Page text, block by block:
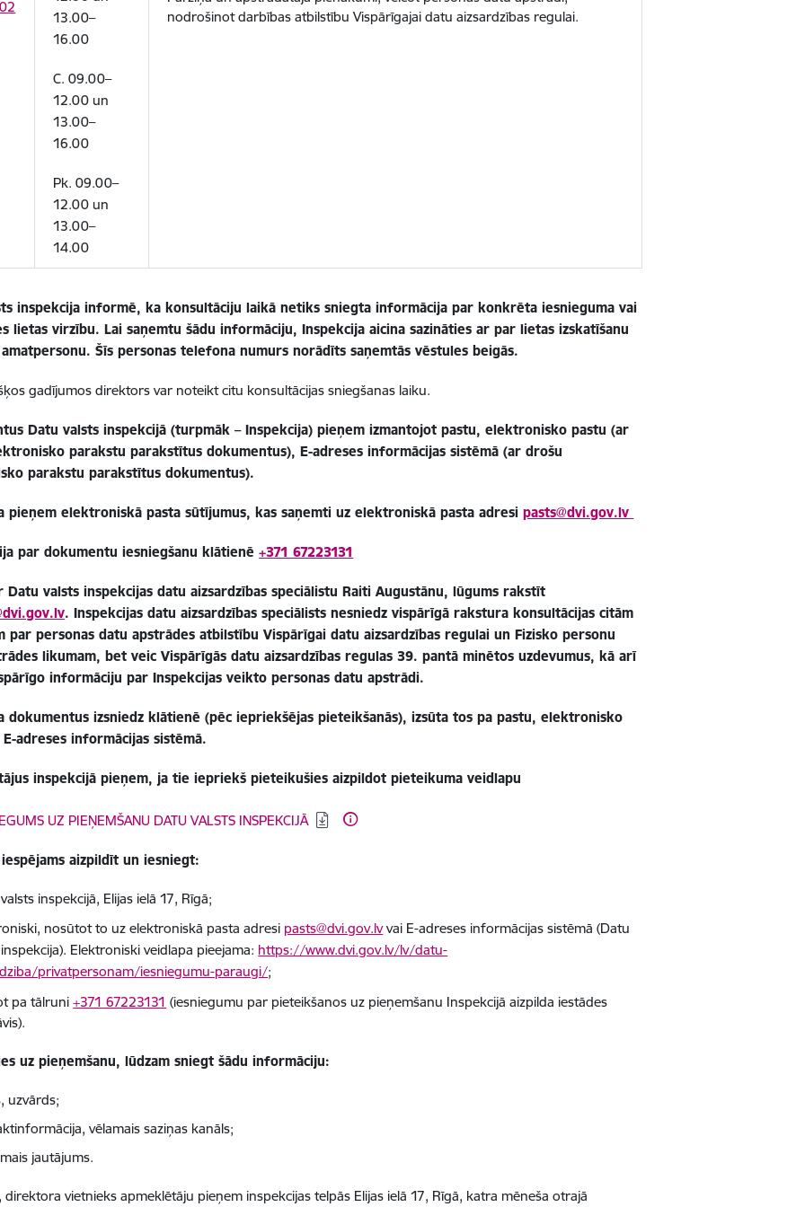
13.00–
16.00
C. 09.00–
12.00 un
13.00–
16.00
Pk. 09.00–
12.00 un
13.00–
14.00
nodrošinot darbības atbilstību Vispārīgajai datu aizsardzības regulai.
inspekcija informē, ka konsultāciju laikā netiks sniegta informācija par konkrēta iesnieguma vai
lietas virzību. Lai saņemtu šādu informāciju, Inspekcija aicina sazināties ar par lietas izskatīšanu
Šīs personas telefona numurs norādīts saņemtās vēstules beigās.
gadījumos direktors var noteikt citu konsultācijas sniegšanas laiku.
Datu valsts inspekcijā (turpmāk – Inspekcija) pieņem izmantojot pastu, elektronisko pastu (ar
parakstu parakstītus dokumentus), E-adreses informācijas sistēmā (ar drošu
parakstu parakstītus dokumentus).
pieņem elektroniskā pasta sūtījumus, kas saņemti uz elektroniskā pasta adresipasts@dvi.gov.lv
par dokumentu iesniegšanu klātienē+371 67223131
Datu valsts inspekcijas datu aizsardzības speciālistu Raiti Augustānu, lūgums rakstīt
. Inspekcijas datu aizsardzības speciālists nesniedz vispārīgā rakstura konsultācijas citām
par personas datu apstrādes atbilstību Vispārīgai datu aizsardzības regulai un Fizisko personu
likumam, bet veic Vispārīgās datu aizsardzības regulas 39. pantā minētos uzdevumus, kā arī
informāciju par Inspekcijas veikto personas datu apstrādi.
dokumentus izsniedz klātienē (pēc iepriekšējas pieteikšanās), izsūta tos pa pastu, elektronisko
adreses informācijas sistēmā.
inspekcijā pieņem, ja tie iepriekš pieteikušies aizpildot pieteikuma veidlapu
UZ PIEŅEMŠANU DATU VALSTS INSPEKCIJĀ
aizpildīt un iesniegt:
inspekcijā, Elijas ielā 17, Rīgā;
nosūtot to uz elektroniskā pasta adresi pasts@dvi.gov.lvvai E-adreses informācijas sistēmā (Datu
Elektroniski veidlapa pieejama: https://www.dvi.gov.lv/lv/datu-
privatpersonam/iesniegumu-paraugi/;
pa tālruni+371 67223131 (iesniegumu par pieteikšanos uz pieņemšanu Inspekcijā aizpilda iestādes
uz pieņemšanu, lūdzam sniegt šādu informāciju:
uzvārds;
vēlamais saziņas kanāls;
jautājums.
vietnieks apmeklētāju pieņem inspekcijas telpās Elijas ielā 17, Rīgā, katra mēneša otrajā